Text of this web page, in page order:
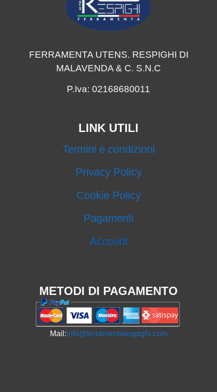
FERRAMENTA UTENS. RESPIGHI DI
MALAVENDA & C. S.N.C
P.Iva: 02168680011
LINK UTILI
Termini e condizioni
Privacy Policy
Cookie Policy
Pagamenti
Account
METODI DI PAGAMENTO
Mail:info@ferramentarespighi.com